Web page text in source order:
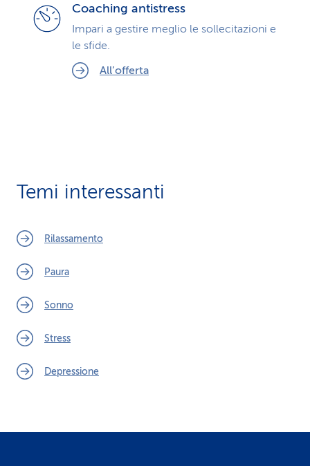
Coaching antistress
Impari a gestire meglio le sollecitazioni e
le sfide.
All’offerta
Temi interessanti
Rilassamento
Paura
Sonno
Stress
Depressione